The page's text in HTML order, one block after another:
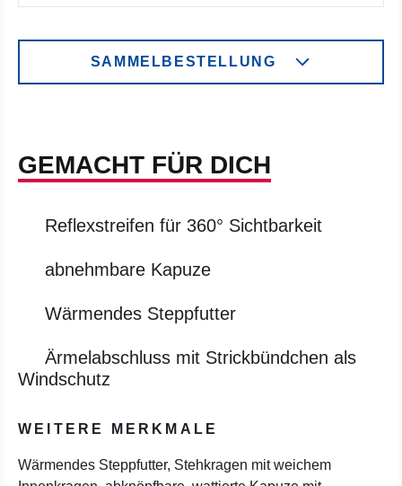
SAMMELBESTELLUNG
GEMACHT FÜR DICH
Reflexstreifen für 360° Sichtbarkeit
abnehmbare Kapuze
Wärmendes Steppfutter
Ärmelabschluss mit Strickbündchen als
Windschutz
WEITERE MERKMALE
Wärmendes Steppfutter, Stehkragen mit weichem